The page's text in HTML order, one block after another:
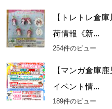
【トレトレ倉
荷情報《新...
254件のビュー
【マンガ倉庫
イベント情...
189件のビュー